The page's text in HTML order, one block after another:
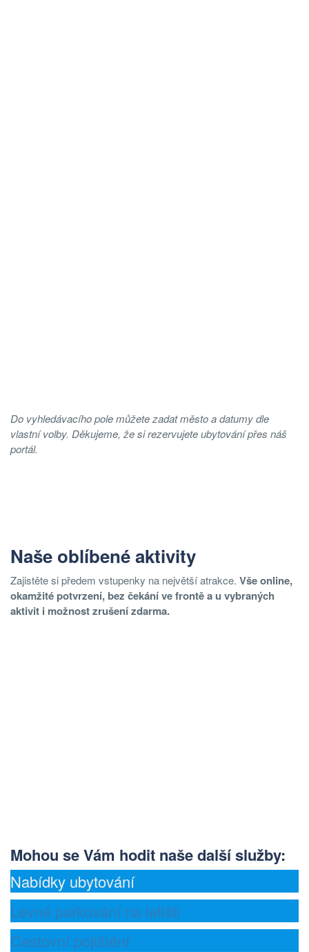
Do vyhledávacího pole můžete zadat město a datumy dle
vlastní volby. Děkujeme, že si rezervujete ubytování přes náš
portál.
Naše oblíbené aktivity
Zajistěte si předem vstupenky na největší atrakce. Vše online,
okamžité potvrzení, bez čekání ve frontě a u vybraných
aktivit i možnost zrušení zdarma.
Mohou se Vám hodit naše další služby:
Nabídky ubytování
Levné parkování na letišti
Cestovní pojištění